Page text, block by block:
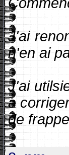
J'ai
n'en ai
J'ai
a
de